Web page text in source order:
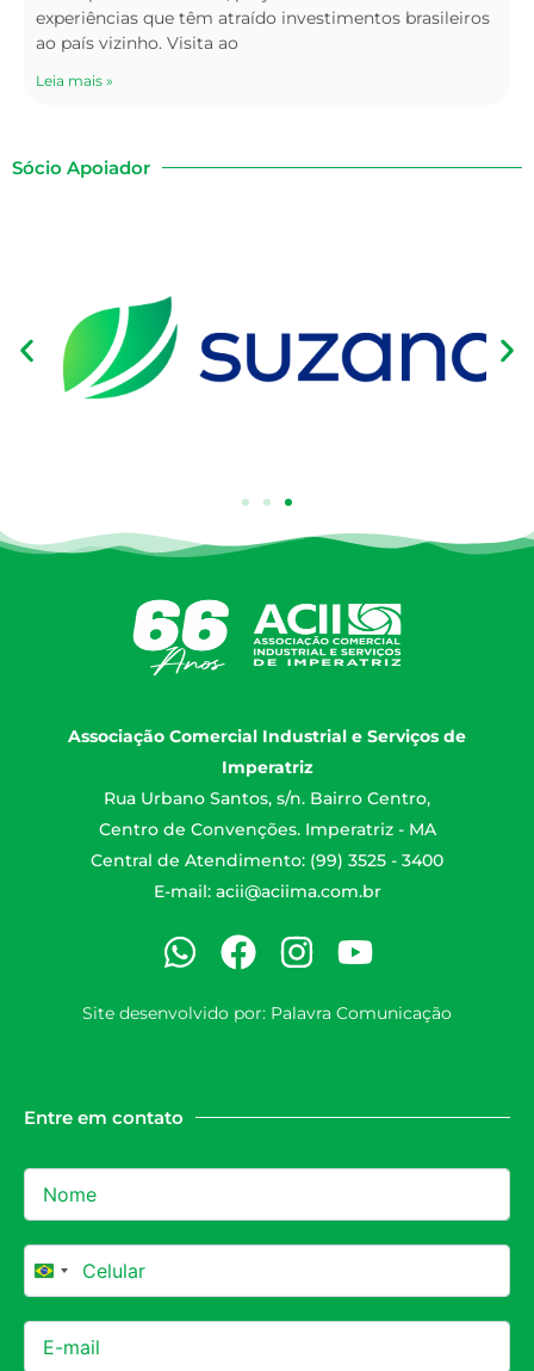
experiências que têm atraído investimentos brasileiros
ao país vizinho. Visita ao
Leia mais »
Sócio Apoiador
Associação Comercial Industrial e Serviços de
Imperatriz
Rua Urbano Santos, s/n. Bairro Centro,
Centro de Convenções. Imperatriz - MA
Central de Atendimento: (99) 3525 - 3400
E-mail: acii@aciima.com.br
Site desenvolvido por: Palavra Comunicação
Entre em contato
Brazil +55